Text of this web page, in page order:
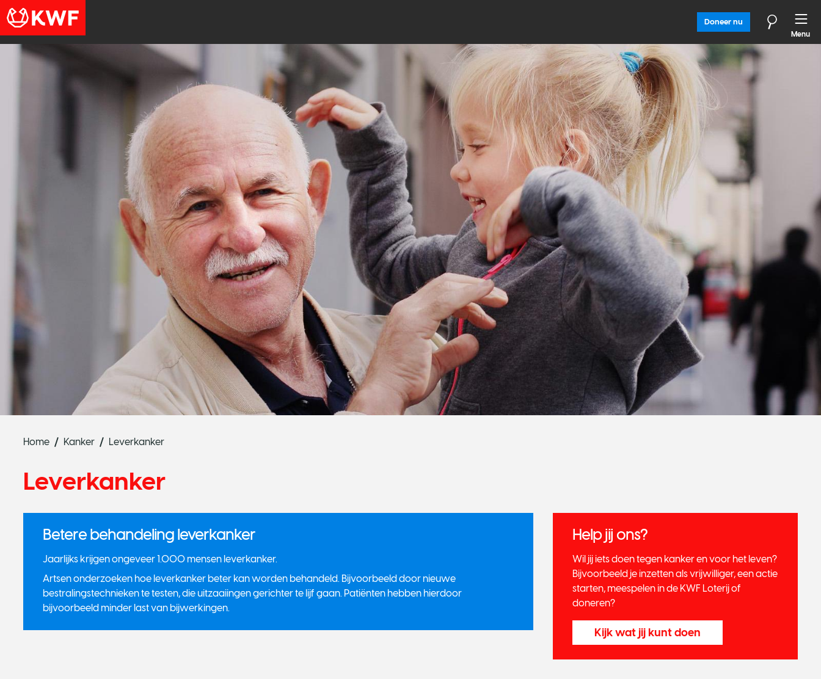
Doneer nu
Menu
Home Kanker Leverkanker
Leverkanker
Betere behandeling leverkanker
Jaarlijks krijgen ongeveer 1.000 mensen leverkanker.
​Artsen onderzoeken hoe leverkanker beter kan worden behandeld. Bijvoorbeeld door nieuwe
bestralingstechnieken te testen, die uitzaaiingen gerichter te lijf gaan. Patiënten hebben hierdoor
bijvoorbeeld minder last van bijwerkingen.
Help jij ons?
Wil jij iets doen tegen kanker en voor het leven?
Bijvoorbeeld je inzetten als vrijwilliger, een actie
starten, meespelen in de KWF Loterij of
doneren?
Kijk wat jij kunt doen